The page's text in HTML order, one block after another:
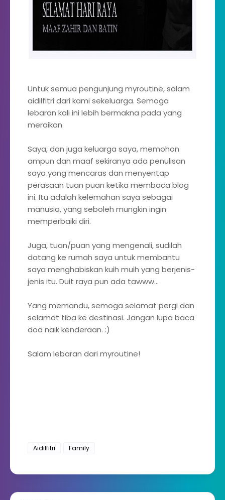
Untuk semua pengunjung myroutine, salam
aidilfitri dari kami sekeluarga. Semoga
lebaran kali ini lebih bermakna pada yang
meraikan.
Saya, dan juga keluarga saya, memohon
ampun dan maaf sekiranya ada penulisan
saya yang mencaras dan menyentap
perasaan tuan puan ketika membaca blog
ini. Itu adalah kelemahan saya sebagai
manusia, yang seboleh mungkin ingin
memperbaiki diri.
Juga, tuan/puan yang mengenali, sudilah
datang ke rumah saya untuk membantu
saya menghabiskan kuih muih yang berjenis-
jenis itu. Duit raya pun ada tawww...
Yang memandu, semoga selamat pergi dan
selamat tiba ke destinasi. Jangan lupa baca
doa naik kenderaan. :)
Salam lebaran dari myroutine!
Aidilfitri Family